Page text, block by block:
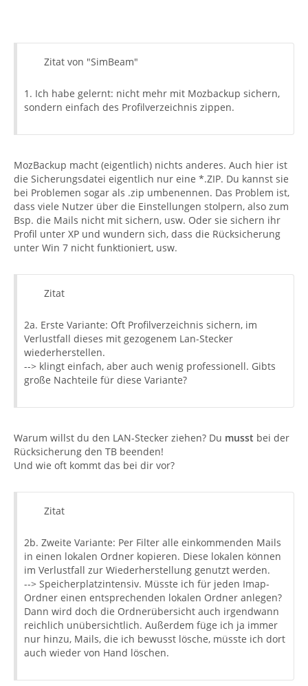
Zitat von "SimBeam"
1. Ich habe gelernt: nicht mehr mit Mozbackup sichern,
sondern einfach des Profilverzeichnis zippen.
MozBackup macht (eigentlich) nichts anderes. Auch hier ist
die Sicherungsdatei eigentlich nur eine *.ZIP. Du kannst sie
bei Problemen sogar als .zip umbenennen. Das Problem ist,
dass viele Nutzer über die Einstellungen stolpern, also zum
Bsp. die Mails nicht mit sichern, usw. Oder sie sichern ihr
Profil unter XP und wundern sich, dass die Rücksicherung
unter Win 7 nicht funktioniert, usw.
Zitat
2a. Erste Variante: Oft Profilverzeichnis sichern, im
Verlustfall dieses mit gezogenem Lan-Stecker
wiederherstellen.
--> klingt einfach, aber auch wenig professionell. Gibts
große Nachteile für diese Variante?
Warum willst du den LAN-Stecker ziehen? Du musst bei der
Rücksicherung den TB beenden!
Und wie oft kommt das bei dir vor?
Zitat
2b. Zweite Variante: Per Filter alle einkommenden Mails
in einen lokalen Ordner kopieren. Diese lokalen können
im Verlustfall zur Wiederherstellung genutzt werden.
--> Speicherplatzintensiv. Müsste ich für jeden Imap-
Ordner einen entsprechenden lokalen Ordner anlegen?
Dann wird doch die Ordnerübersicht auch irgendwann
reichlich unübersichtlich. Außerdem füge ich ja immer
nur hinzu, Mails, die ich bewusst lösche, müsste ich dort
auch wieder von Hand löschen.